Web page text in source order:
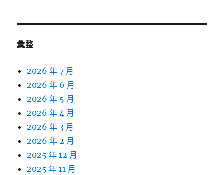
彙整
2026 年 7 月
2026 年 6 月
2026 年 5 月
2026 年 4 月
2026 年 3 月
2026 年 2 月
2025 年 12 月
2025 年 11 月